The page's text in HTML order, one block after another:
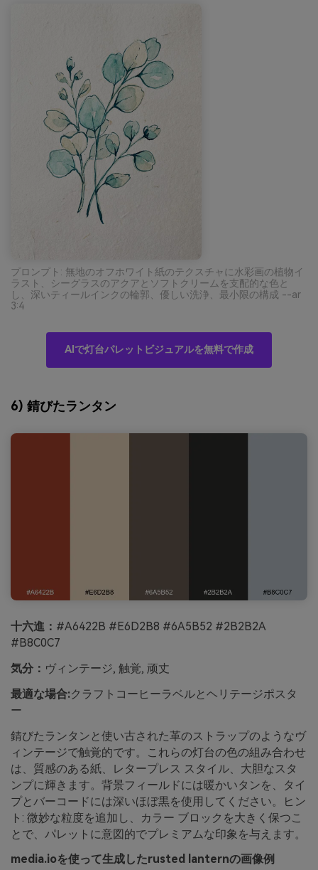
プロンプト: 無地のオフホワイト紙のテクスチャに水彩画の植物イ
ラスト、シーグラスのアクアとソフトクリームを支配的な色と
し、深いティールインクの輪郭、優しい洗浄、最小限の構成 --ar
3:4
AIで灯台パレットビジュアルを無料で作成
6) 錆びたランタン
十六進： #A6422B #E6D2B8 #6A5B52 #2B2B2A
#B8C0C7
気分： ヴィンテージ, 触覚, 顽丈
最適な場合:クラフトコーヒーラベルとヘリテージポスタ
ー
錆びたランタンと使い古された革のストラップのようなヴ
ィンテージで触覚的です。これらの灯台の色の組み合わせ
は、質感のある紙、レタープレス スタイル、大胆なスタ
ンプに輝きます。背景フィールドには暖かいタンを、タイ
プとバーコードには深いほぼ黒を使用してください。ヒン
ト: 微妙な粒度を追加し、カラー ブロックを大きく保つこ
とで、パレットに意図的でプレミアムな印象を与えます。
media.ioを使って生成したrusted lanternの画像例